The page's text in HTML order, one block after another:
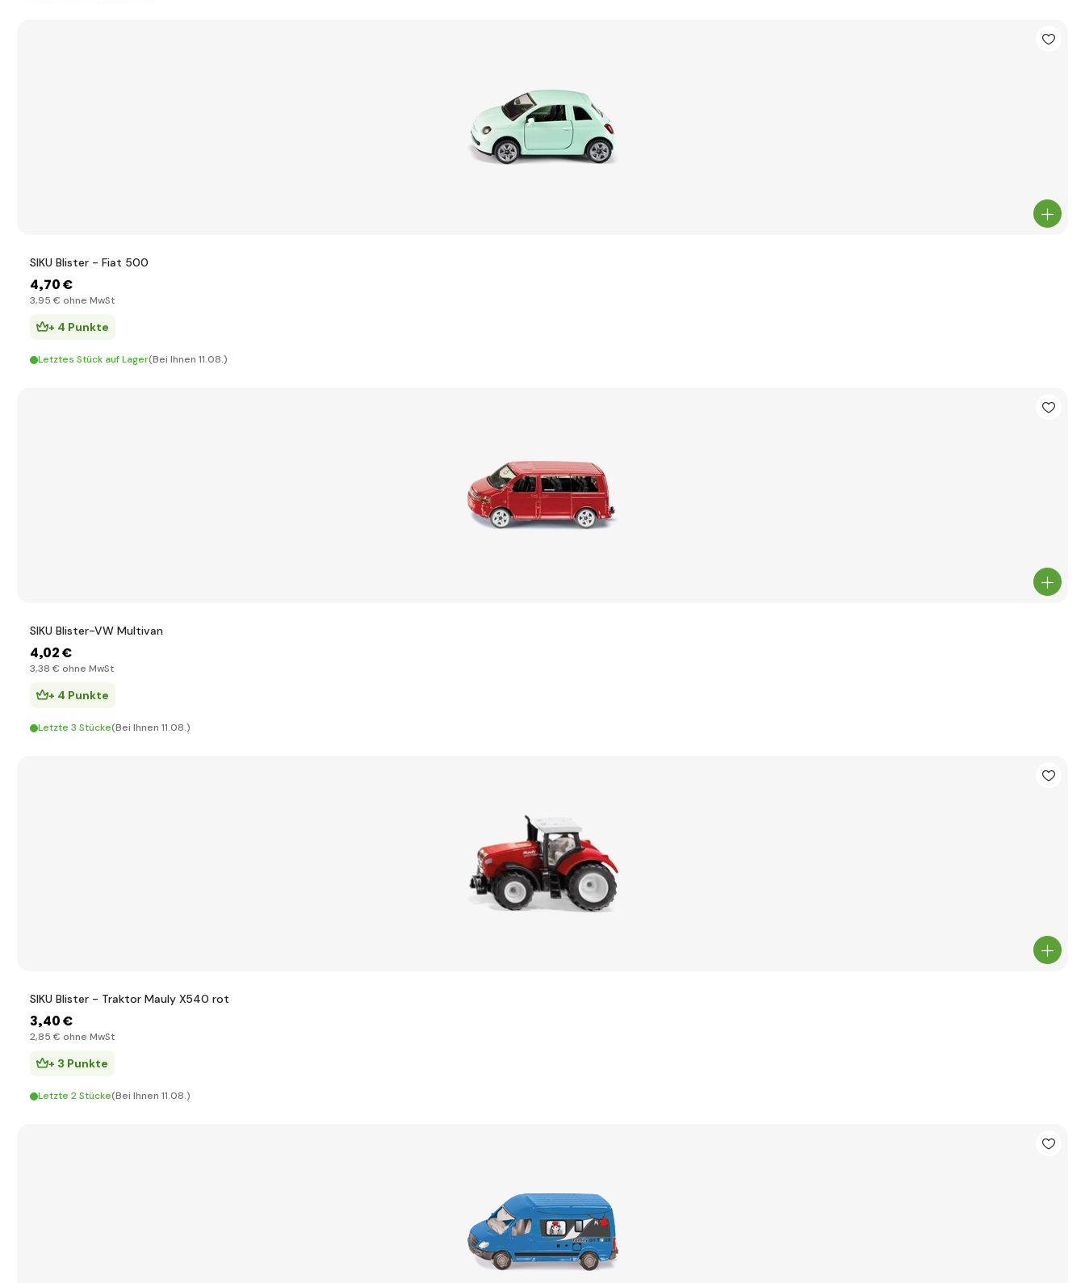
SIKU Blister - Fiat 500
4,70 €
3,95 € ohne MwSt
+ 4 Punkte
Letztes Stück auf Lager(Bei Ihnen 11.08.)
SIKU Blister-VW Multivan
4,02 €
3,38 € ohne MwSt
+ 4 Punkte
Letzte 3 Stücke(Bei Ihnen 11.08.)
SIKU Blister - Traktor Mauly X540 rot
3,40 €
2,85 € ohne MwSt
+ 3 Punkte
Letzte 2 Stücke(Bei Ihnen 11.08.)